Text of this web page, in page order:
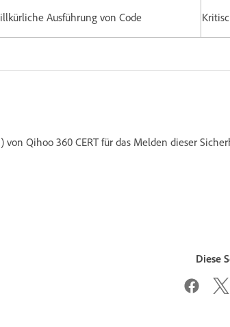
Ausführung von Code
von Qihoo 360 CERT für das Melden dieser
Diese